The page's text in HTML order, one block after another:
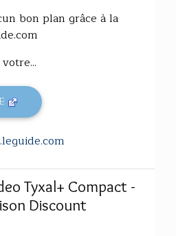
bon plan grâce à la
Tyxal+ Compact -
Discount